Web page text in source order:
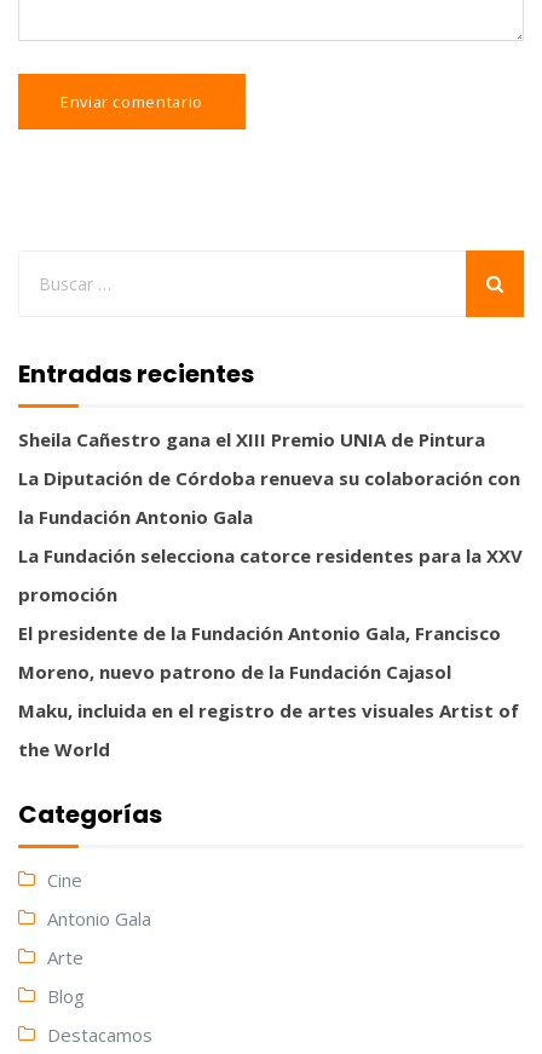
Entradas recientes
Sheila Cañestro gana el XIII Premio UNIA de Pintura
La Diputación de Córdoba renueva su colaboración con
la Fundación Antonio Gala
La Fundación selecciona catorce residentes para la XXV
promoción
El presidente de la Fundación Antonio Gala, Francisco
Moreno, nuevo patrono de la Fundación Cajasol
Maku, incluida en el registro de artes visuales Artist of
the World
Categorías
Cine
Antonio Gala
Arte
Blog
Destacamos